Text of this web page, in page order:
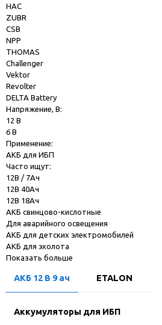
HAC
ZUBR
CSB
NPP
THOMAS
Challenger
Vektor
Revolter
DELTA Battery
Напряжение, В:
12 В
6 В
Применение:
АКБ для ИБП
Часто ищут:
12В / 7Ач
12В 40Ач
12В 18Ач
АКБ свинцово-кислотные
Для аварийного освещения
АКБ для детских электромобилей
АКБ для эхолота
Показать больше
АКБ 12 В 9 ач ETALON
Аккумуляторы для ИБП